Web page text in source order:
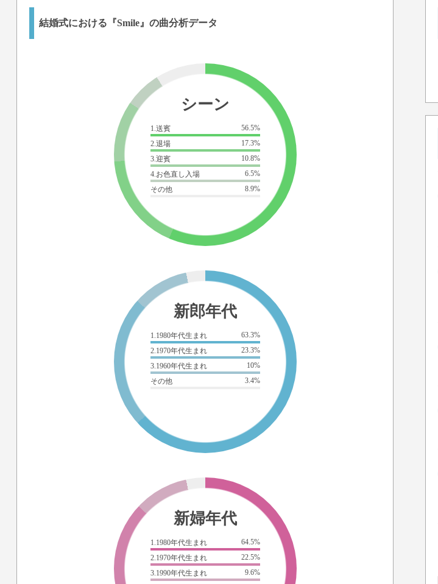
結婚式における『Smile』の曲分析データ
シーン
1.送賓
56.5%
2.退場
17.3%
3.迎賓
10.8%
4.お色直し入場
6.5%
その他
8.9%
新郎年代
1.1980年代生まれ
63.3%
2.1970年代生まれ
23.3%
3.1960年代生まれ
10%
その他
3.4%
新婦年代
1.1980年代生まれ
64.5%
2.1970年代生まれ
22.5%
3.1990年代生まれ
9.6%